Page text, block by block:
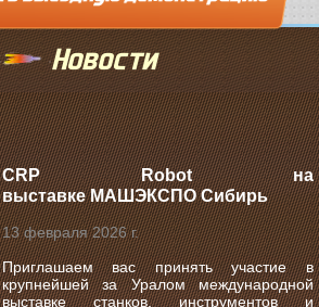
Новости
CRP Robot на
выставке МАШЭКСПО Сибирь
13 февраля 2026 г.
Приглашаем вас принять участие в
крупнейшей за Уралом международной
выставке станков, инструментов и